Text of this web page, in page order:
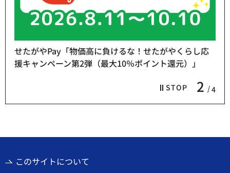
STOP 2 4
せたがやPay「物価高に負けるな！せたがやくらし応
援キャンペーン第2弾（最大10％ポイント還元）」
このサイトについて